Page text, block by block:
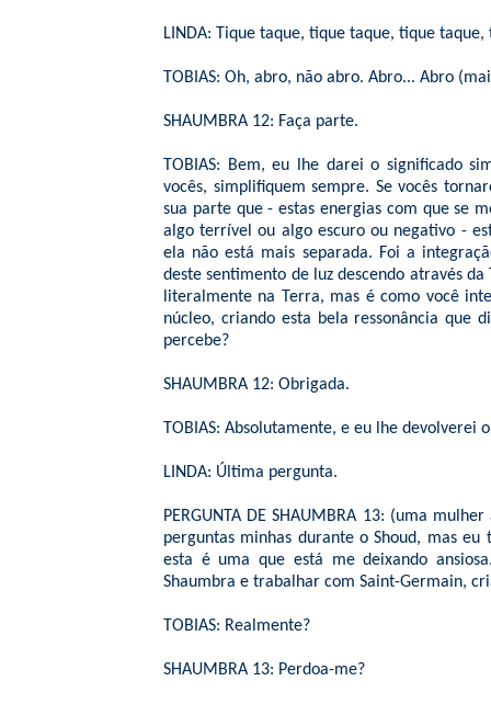
LINDA: Tique taque, tique taque, tique taque,
TOBIAS: Oh, abro, não abro. Abro... Abro
SHAUMBRA 12: Faça parte.
TOBIAS: Bem, eu lhe darei o significado
vocês, simplifiquem sempre. Se vocês
sua parte que - estas energias com que se
algo terrível ou algo escuro ou negativo -
ela não está mais separada. Foi a
deste sentimento de luz descendo através
literalmente na Terra, mas é como você
núcleo, criando esta bela ressonância que
percebe?
SHAUMBRA 12: Obrigada.
TOBIAS: Absolutamente, e eu lhe devolverei
LINDA: Última pergunta.
PERGUNTA DE SHAUMBRA 13: (uma
perguntas minhas durante o Shoud, mas
esta é uma que está me deixando
Shaumbra e trabalhar com Saint-Germain,
TOBIAS: Realmente?
SHAUMBRA 13: Perdoa-me?